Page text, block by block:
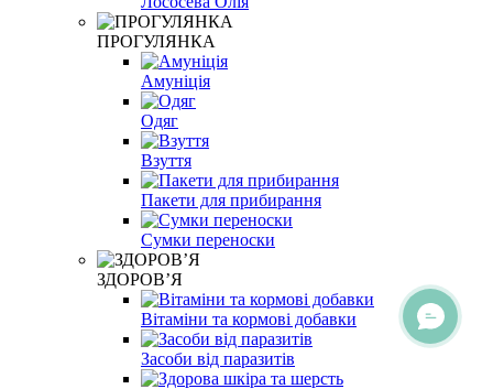
ПРОГУЛЯНКА
Амуніція
Одяг
Взуття
Пакети для прибирання
Сумки переноски
ЗДОРОВ’Я
Вітаміни та кормові добавки
Засоби від паразитів